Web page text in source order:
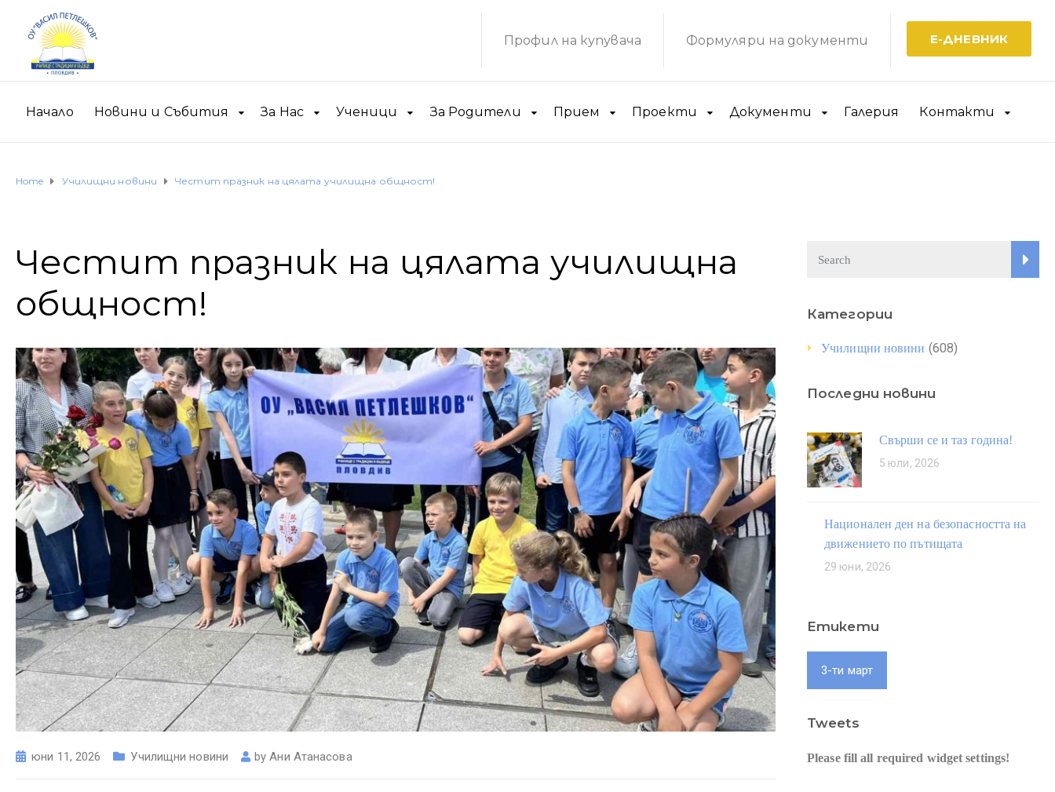
Профил на купувача Формуляри на документи Е-ДНЕВНИК
Начало Новини и Събития За Нас Ученици За Родители Прием Проекти Документи Галерия Контакти
Home Училищни новини Честит празник на цялата училищна общност!
Честит празник на цялата училищна
общност!
юни 11, 2026 Училищни новини byАни Атанасова
Категории
Училищни новини (608)
Последни новини
Свърши се и таз година!
5 юли, 2026
Национален ден на безопасността на
движението по пътищата
29 юни, 2026
Етикети
3-ти март
Tweets
Please fill all required widget settings!